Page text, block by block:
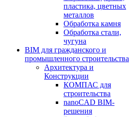
пластика, цветных
металлов
Обработка камня
Обработка стали,
чугуна
BIM для гражданского и
промышленного строительства
Архитектура и
Конструкции
КОМПАС для
строительства
nanoCAD BIM-
решения